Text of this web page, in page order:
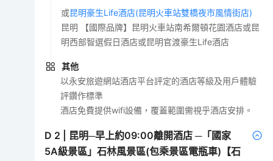
或昆明豪生Life酒店(昆明火車站雙橋夜市風情街店)
昆明 【國際品牌】昆明火車站南希爾頓花園酒店或昆
明西部智選假日酒店或昆明官渡豪生Life酒店
其他
以永安旅遊網站酒店平台評定的酒店等級及用戶體驗
評鑽作標準
酒店免費提供wifi設備，覆蓋範圍需視乎酒店安排。
D 2
昆明─早上約09:00離開酒店 ─「國家
5A級景區」石林風景區(包乘景區電瓶車)【石